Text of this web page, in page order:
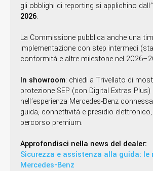
gli obblighi di reporting si applichino dall’
2026.
La Commissione pubblica anche una
implementazione con step intermedi
conformità e altre milestone nel
In showroom: chiedi a Trivellato di
protezione SEP (con Digital Extras
nell’esperienza Mercedes-Benz
guida, connettività e presidio
percorso premium.
Approfondisci nella news del dealer:
Sicurezza e assistenza alla guida: le
Mercedes-Benz